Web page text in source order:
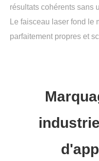
résultats cohérents sans
Le faisceau laser fond
parfaitement propres et